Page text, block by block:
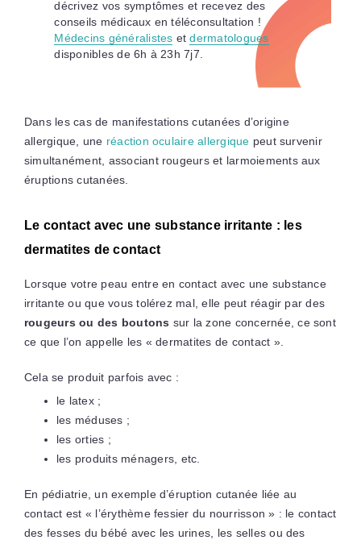
décrivez vos symptômes et recevez des
conseils médicaux en téléconsultation !
Médecins généralistes etdermatologues
disponibles de 6h à 23h 7j7.
Dans les cas de manifestations cutanées d’origine
allergique, une réaction oculaire allergique peut survenir
simultanément, associant rougeurs et larmoiements aux
éruptions cutanées.
Le contact avec une substance irritante : les
dermatites de contact
Lorsque votre peau entre en contact avec une substance
irritante ou que vous tolérez mal, elle peut réagir par des
rougeurs ou des boutons sur la zone concernée, ce sont
ce que l’on appelle les « dermatites de contact ».
Cela se produit parfois avec :
le latex ;
les méduses ;
les orties ;
les produits ménagers, etc.
En pédiatrie, un exemple d’éruption cutanée liée au
contact est « l’érythème fessier du nourrisson » : le contact
des fesses du bébé avec les urines, les selles ou des